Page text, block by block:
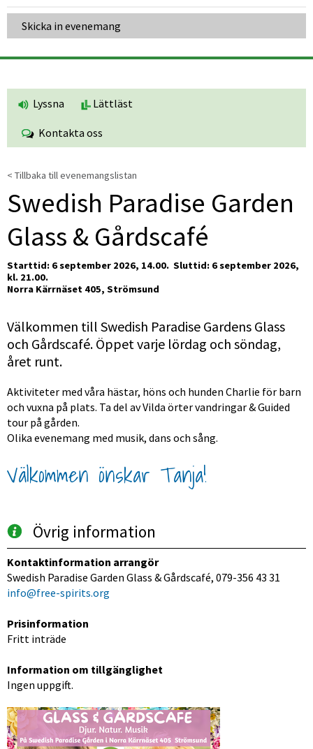
Skicka in evenemang
Lyssna Lättläst
Kontakta oss
< Tillbaka till evenemangslistan
Swedish Paradise Garden
Glass & Gårdscafé
Starttid: 6 september 2026, 14.00. Sluttid: 6 september 2026,
kl. 21.00.
Norra Kärrnäset 405, Strömsund
Välkommen till Swedish Paradise Gardens Glass
och Gårdscafé. Öppet varje lördag och söndag,
året runt.
Aktiviteter med våra hästar, höns och hunden Charlie för barn
och vuxna på plats. Ta del av Vilda örter vandringar & Guided
tour på gården.
Olika evenemang med musik, dans och sång.
Välkommen önskar Tanja!
Övrig information
Kontaktinformation arrangör
Swedish Paradise Garden Glass & Gårdscafé, 079-356 43 31
info@free-spirits.org
Prisinformation
Fritt inträde
Information om tillgänglighet
Ingen uppgift.
Förstora bilden